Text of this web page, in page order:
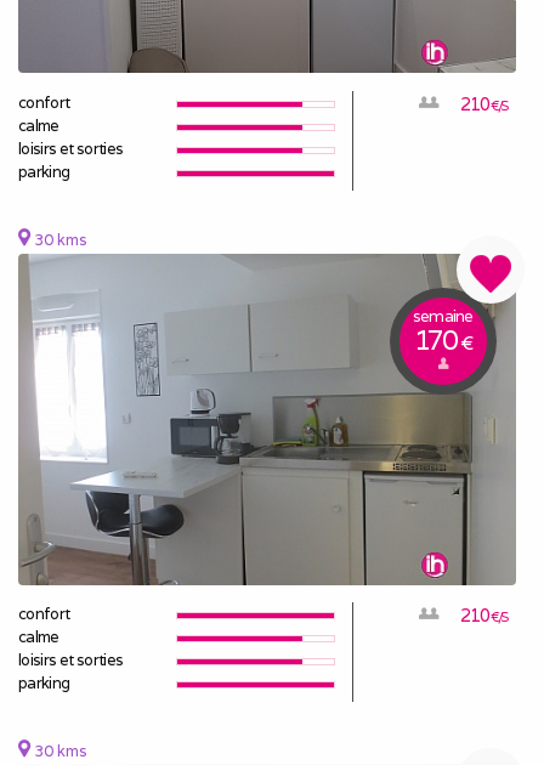
confort
calme
loisirs et sorties
parking
210€/S
30 kms
semaine
170€
confort
calme
loisirs et sorties
parking
210€/S
30 kms